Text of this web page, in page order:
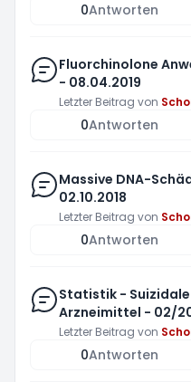
0Antworten
Fluorchinolone
- 08.04.2019
Letzter Beitrag von
0Antworten
Massive DNA-
02.10.2018
Letzter Beitrag von
0Antworten
Statistik -
Arzneimittel - 02/
Letzter Beitrag von
0Antworten